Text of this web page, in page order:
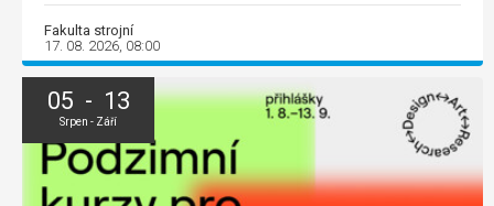
Fakulta strojní
17. 08. 2026, 08:00
05 - 13
Srpen - Září